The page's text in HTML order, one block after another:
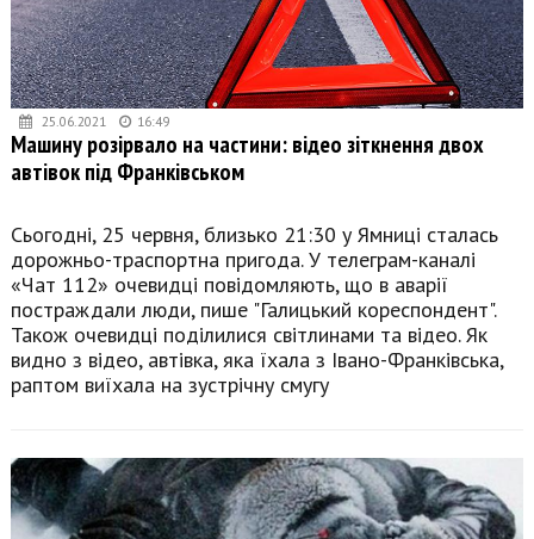
25.06.2021 16:49
Машину розірвало на частини: відео зіткнення двох
автівок під Франківськом
Сьогодні, 25 червня, близько 21:30 у Ямниці сталась
дорожньо-траспортна пригода. У телеграм-каналі
«Чат 112» очевидці повідомляють, що в аварії
постраждали люди, пише "Галицький кореспондент".
Також очевидці поділилися світлинами та відео. Як
видно з відео, автівка, яка їхала з Івано-Франківська,
раптом виїхала на зустрічну смугу